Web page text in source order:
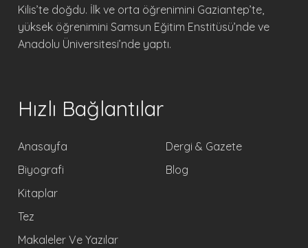
Kilis’te doğdu. İlk ve orta öğrenimini Gaziantep’te,
yüksek öğrenimini Samsun Eğitim Enstitüsü’nde ve
Anadolu Üniversitesi’nde yaptı.
Hızlı Bağlantılar
Anasayfa
Biyografi
Kitaplar
Tez
Makaleler Ve Yazılar
Dergi & Gazete
Blog